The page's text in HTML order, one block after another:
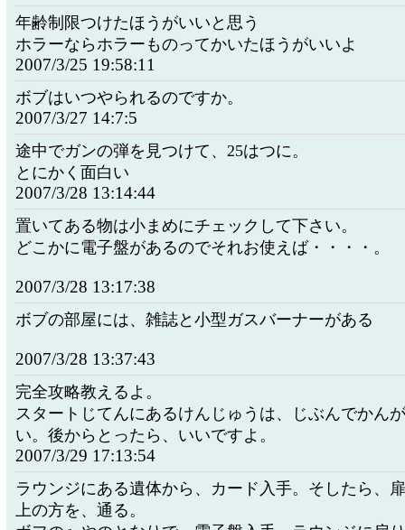
年齢制限つけたほうがいいと思う
ホラーならホラーものってかいたほうがいいよ
2007/3/25 19:58:11
ボブはいつやられるのですか。
2007/3/27 14:7:5
途中でガンの弾を見つけて、25はつに。
とにかく面白い
2007/3/28 13:14:44
置いてある物は小まめにチェックして下さい。
どこかに電子盤があるのでそれお使えば・・・・。
2007/3/28 13:17:38
ボブの部屋には、雑誌と小型ガスバーナーがある
2007/3/28 13:37:43
完全攻略教えるよ。
スタートじてんにあるけんじゅうは、じぶんでかん
い。後からとったら、いいですよ。
2007/3/29 17:13:54
ラウンジにある遺体から、カード入手。そしたら、
上の方を、通る。